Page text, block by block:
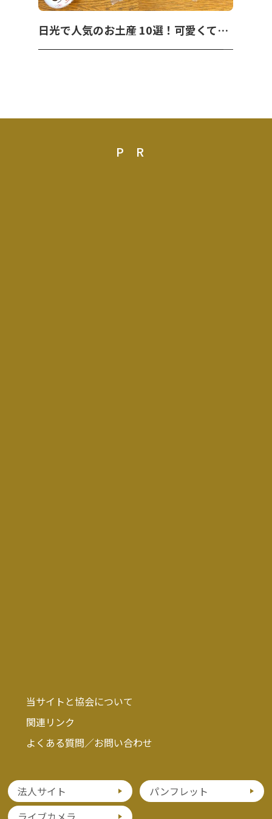
日光で人気のお土産 10選！可愛くて美味しいお菓子を紹介！
PR
当サイトと協会について
関連リンク
よくある質問／お問い合わせ
法人サイト
パンフレット